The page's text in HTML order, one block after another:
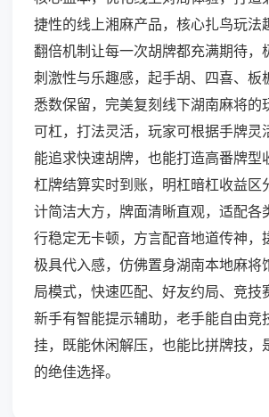
捷性的线上湘麻产品，核心扎鸟玩法
翻倍机制让每一次胡牌都充满期待，
刺激性与乐趣感，起手胡、四喜、板
悉数保留，完美复刻线下湖南麻将的
可杠，打法灵活，玩家可根据手牌灵
能追求快速胡牌，也能打造高番牌型
杠牌结算实时到账，明杠暗杠收益区
计简洁大方，牌面清晰直观，适配各
行稳定无卡顿，方言配音地道传神，
极具代入感，仿佛置身湖南本地麻将
局模式，快速匹配、好友约局、竞技
新手有智能提示辅助，老手能自由竞
挂，既能休闲解压，也能比拼牌技，
的绝佳选择。